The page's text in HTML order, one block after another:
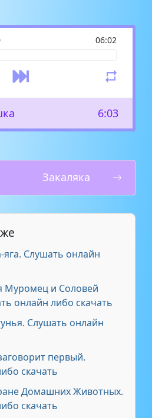
06:02
6:03
Закаляка
яга. Слушать онлайн
Муромец и Соловей
онлайн либо скачать
Слушать онлайн
первый.
скачать
Домашних Животных.
скачать